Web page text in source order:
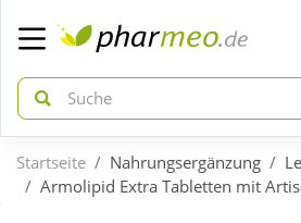
zurück
zurück
Startseite Nahrungsergänzung
Armolipid Extra Tabletten mit